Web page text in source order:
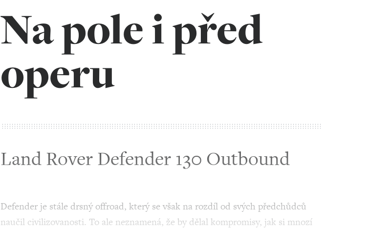
Na pole i před
operu
Land Rover Defender 130 Outbound
Defender je stále drsný offroad, který se však na rozdíl od svých předchůdců
naučil civilizovanosti. To ale neznamená, že by dělal kompromisy, jak si mnozí